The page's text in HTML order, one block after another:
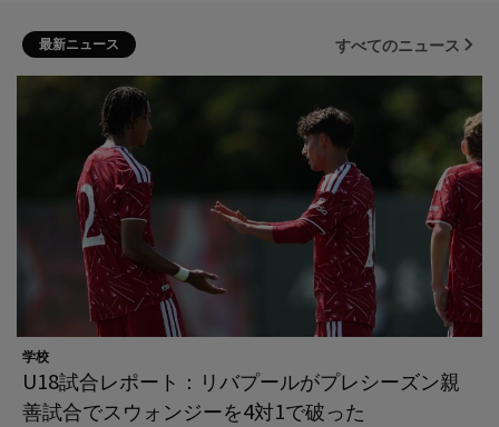
最新ニュース すべてのニュース
学校
U18試合レポート：リバプールがプレシーズン親
善試合でスウォンジーを4対1で破った